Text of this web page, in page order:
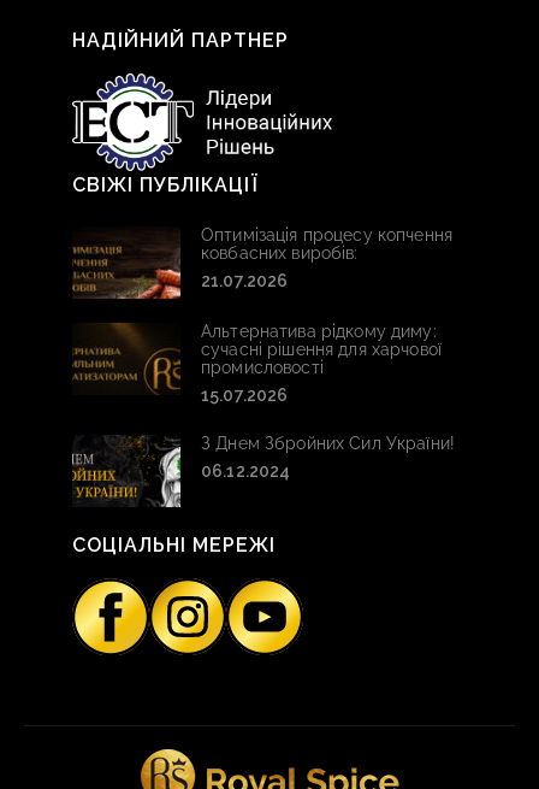
НАДІЙНИЙ ПАРТНЕР
СВІЖІ ПУБЛІКАЦІЇ
Оптимізація процесу копчення
ковбасних виробів:
21.07.2026
Альтернатива рідкому диму:
сучасні рішення для харчової
промисловості
15.07.2026
З Днем Збройних Сил України!
06.12.2024
СОЦІАЛЬНІ МЕРЕЖІ